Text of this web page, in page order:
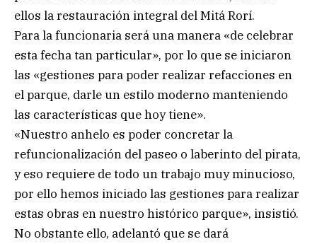
ellos la restauración integral del Mitá Rorí.
Para la funcionaria será una manera «de celebrar
esta fecha tan particular», por lo que se iniciaron
las «gestiones para poder realizar refacciones en
el parque, darle un estilo moderno manteniendo
las características que hoy tiene».
«Nuestro anhelo es poder concretar la
refuncionalización del paseo o laberinto del pirata,
y eso requiere de todo un trabajo muy minucioso,
por ello hemos iniciado las gestiones para realizar
estas obras en nuestro histórico parque», insistió.
No obstante ello, adelantó que se dará